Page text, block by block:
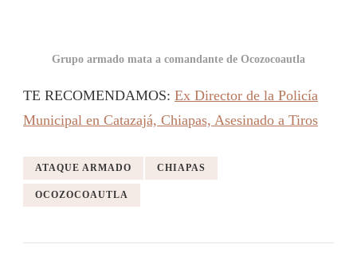
Grupo armado mata a comandante de Ocozocoautla
TE RECOMENDAMOS: Ex Director de la Policía
Municipal en Catazajá, Chiapas, Asesinado a Tiros
ATAQUE ARMADO CHIAPAS
OCOZOCOAUTLA